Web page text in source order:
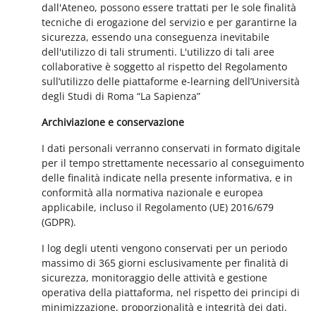
dall'Ateneo, possono essere trattati per le sole finalità
tecniche di erogazione del servizio e per garantirne la
sicurezza, essendo una conseguenza inevitabile
dell'utilizzo di tali strumenti. L'utilizzo di tali aree
collaborative è soggetto al rispetto del Regolamento
sull’utilizzo delle piattaforme e-learning dell’Università
degli Studi di Roma “La Sapienza”
Archiviazione e conservazione
I dati personali verranno conservati in formato digitale
per il tempo strettamente necessario al conseguimento
delle finalità indicate nella presente informativa, e in
conformità alla normativa nazionale e europea
applicabile, incluso il Regolamento (UE) 2016/679
(GDPR).
I log degli utenti vengono conservati per un periodo
massimo di 365 giorni esclusivamente per finalità di
sicurezza, monitoraggio delle attività e gestione
operativa della piattaforma, nel rispetto dei principi di
minimizzazione, proporzionalità e integrità dei dati.